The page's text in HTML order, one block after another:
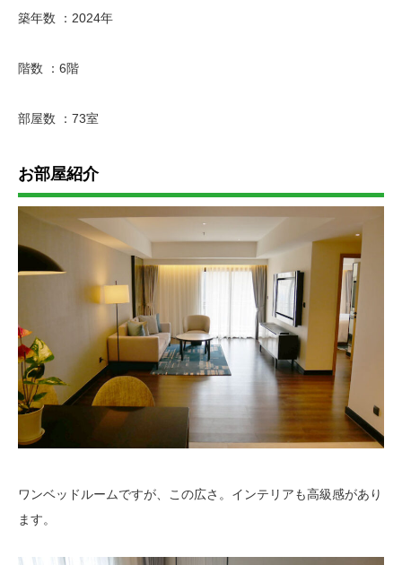
築年数 ：2024年
階数 ：6階
部屋数 ：73室
お部屋紹介
ワンベッドルームですが、この広さ。インテリアも高級感があり
ます。